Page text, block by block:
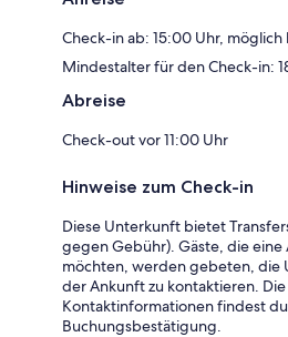
Check-in ab: 15:00 Uhr,
Mindestalter für den Check-in:
Abreise
Check-out vor 11:00 Uhr
Hinweise zum Check-in
Diese Unterkunft bietet
gegen Gebühr). Gäste, die
möchten, werden gebeten, die
der Ankunft zu kontaktieren.
Kontaktinformationen findest
Buchungsbestätigung.